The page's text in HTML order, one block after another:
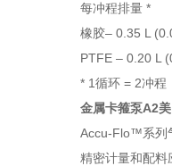
每冲程排量 *
橡胶– 0.35 L
PTFE – 0.20 L
* 1循环 = 2冲程
金属卡箍泵A2
Accu-Flo™系列
精密计量和配料